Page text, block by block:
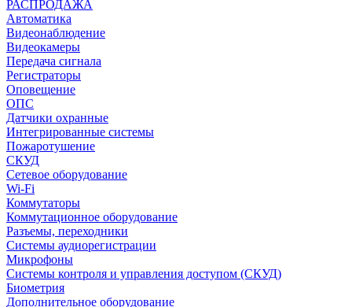
РАСПРОДАЖА
Автоматика
Видеонаблюдение
Видеокамеры
Передача сигнала
Регистраторы
Оповещение
ОПС
Датчики охранные
Интегрированные системы
Пожаротушение
СКУД
Сетевое оборудование
Wi-Fi
Коммутаторы
Коммутационное оборудование
Разъемы, переходники
Системы аудиорегистрации
Микрофоны
Системы контроля и управления доступом (СКУД)
Биометрия
Дополнительное оборудование